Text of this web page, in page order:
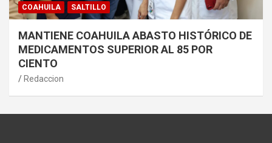
COAHUILA SALTILLO
MANTIENE COAHUILA ABASTO HISTÓRICO DE
MEDICAMENTOS SUPERIOR AL 85 POR
CIENTO
Redaccion